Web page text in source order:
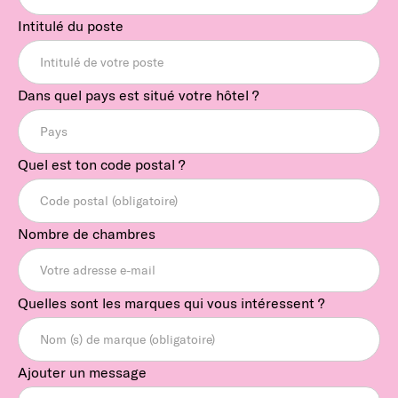
Intitulé du poste
Dans quel pays est situé votre hôtel ?
Quel est ton code postal ?
Nombre de chambres
Quelles sont les marques qui vous intéressent ?
Ajouter un message